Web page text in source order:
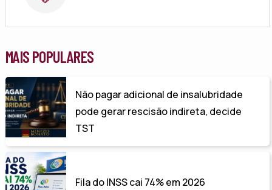
MAIS POPULARES
Não pagar adicional de insalubridade
pode gerar rescisão indireta, decide
TST
Fila do INSS cai 74% em 2026